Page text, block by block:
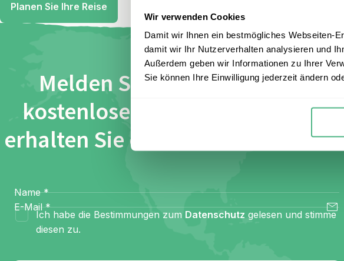
Wir verwenden Cookies
Damit wir Ihnen ein bestmögliches Webseiten-
damit wir Ihr Nutzerverhalten analysieren und
Außerdem geben wir Informationen zu Ihrer
Sie können Ihre Einwilligung jederzeit ändern
Planen Sie Ihre Reise
Melden Sie sich für unseren
kostenlosen Newsletter an und
erhalten Sie einen 100 €
Name *
E-Mail *
Ich habe die Bestimmungen zum Datenschutz gelesen und stimme
diesen zu.